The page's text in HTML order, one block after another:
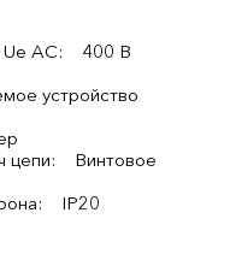
Ue AC: 400 В
устройство
цепи: Винтовое
IP20